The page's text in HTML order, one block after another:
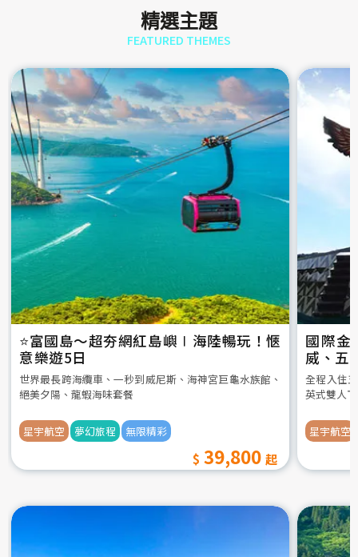
精選主題
FEATURED THEMES
⭐️富國島～超夯網紅島嶼∣海陸暢玩！愜
意樂遊5日
世界最長跨海纜車、一秒到威尼斯、海神宮巨龜水族館、
絕美夕陽、龍蝦海味套餐
星宇航空 夢幻旅程 無限精彩
39,800
國際金
威、五
全程入住
英式雙人
星宇航空